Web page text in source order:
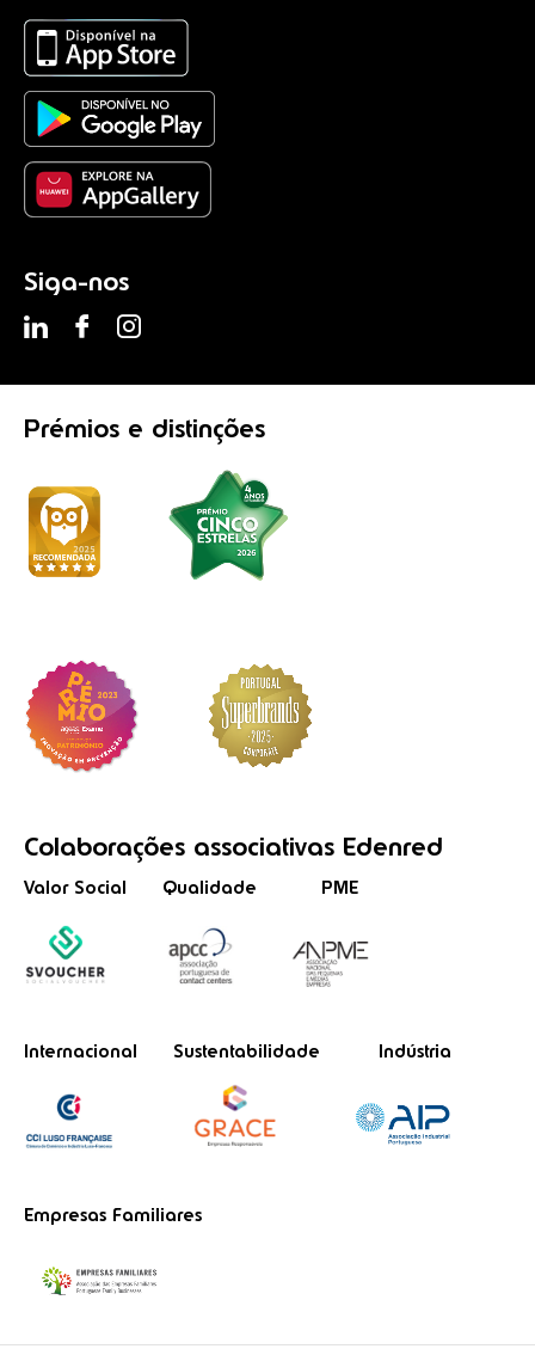
Siga-nos
Prémios e distinções
Colaborações associativas Edenred
Valor Social Qualidade PME
Internacional Sustentabilidade Indústria
Empresas Familiares